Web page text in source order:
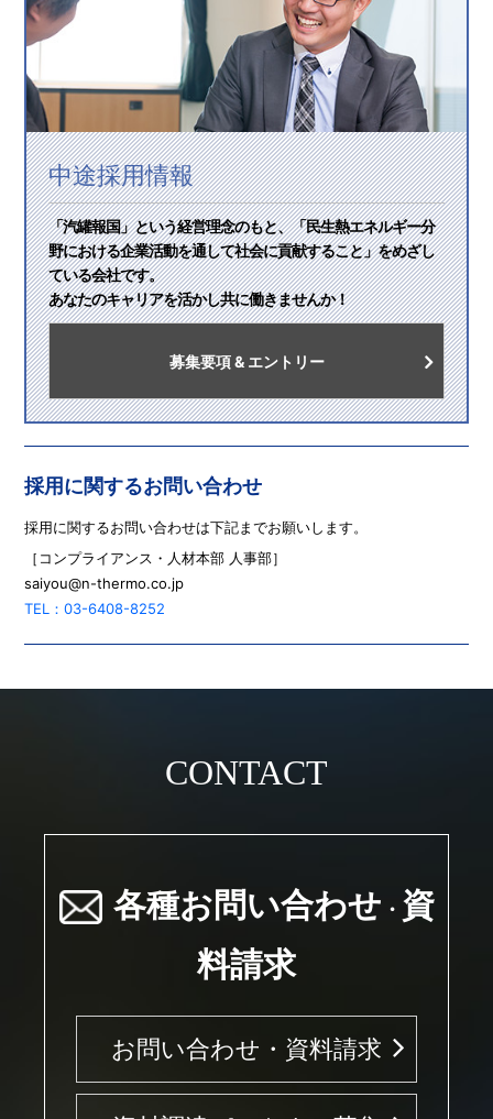
中途採用情報
「汽罐報国」という経営理念のもと、「民生熱エネルギー分
野における企業活動を通して社会に貢献すること」をめざし
ている会社です。
あなたのキャリアを活かし共に働きませんか！
募集要項 & エントリー
採用に関するお問い合わせ
採用に関するお問い合わせは下記までお願いします。
［コンプライアンス・人材本部 人事部］
saiyou@n-thermo.co.jp
TEL：03-6408-8252
CONTACT
各種お問い合わせ ・ 資
料請求
お問い合わせ・資料請求